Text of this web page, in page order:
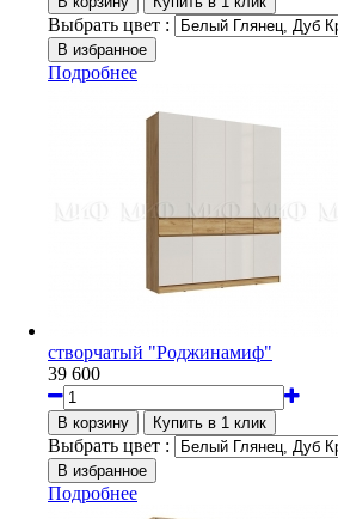
Выбрать цвет :
Подробнее
створчатый "Роджинамиф"
39 600
Выбрать цвет :
Подробнее